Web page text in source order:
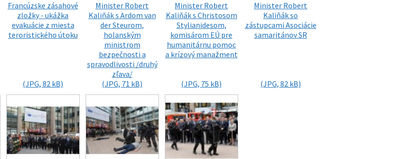
Francúzske zásahové
zložky - ukážka
evakuácie z miesta
teroristického útoku
(JPG, 82 kB)
Minister Robert
Kaliňák s Ardom van
der Steurom,
holanským
ministrom
bezpečnosti a
spravodlivosti /druhý
zľava/
(JPG, 71 kB)
Minister Robert
Kaliňák s Christosom
Stylianidesom,
komisárom EÚ pre
humanitárnu pomoc
a krízový manažment
(JPG, 75 kB)
Minister Robert
Kaliňák so
zástupcami Asociácie
samaritánov SR
(JPG, 82 kB)